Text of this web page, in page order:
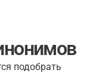
подобрать